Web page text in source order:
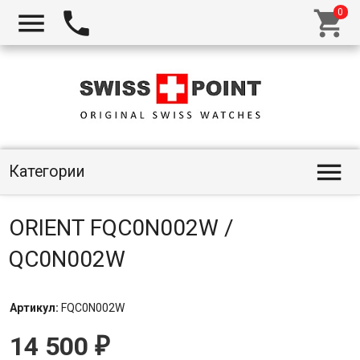
  
Категории 
ORIENT FQC0N002W /
QC0N002W
Артикул: FQC0N002W
14 500 ₽